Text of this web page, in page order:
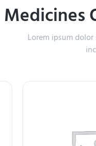
Medicines
Lorem ipsum